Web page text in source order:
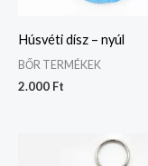
Húsvéti dísz – nyúl
BŐR TERMÉKEK
2.000 Ft